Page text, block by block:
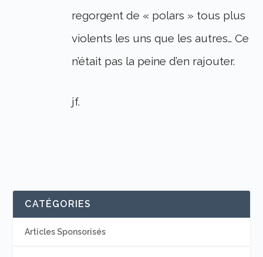
regorgent de « polars » tous plus
violents les uns que les autres… Ce
n’était pas la peine d’en rajouter.
jf.
CATÉGORIES
Articles Sponsorisés